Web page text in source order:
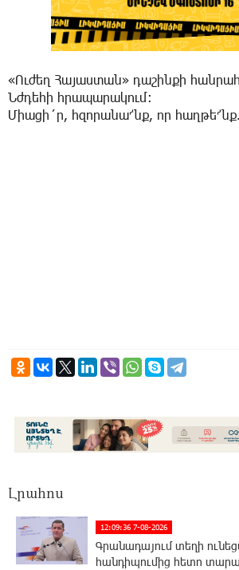
«Ուժեղ Հայաստան» դաշինքի
Նժդեհի հրապարակում:
Միացի´ր, հզորանա՜նք, որ
Լրահոս
12:09:36 7-08-2026
Գրանադայում տեղի
հանդիպումից հետո